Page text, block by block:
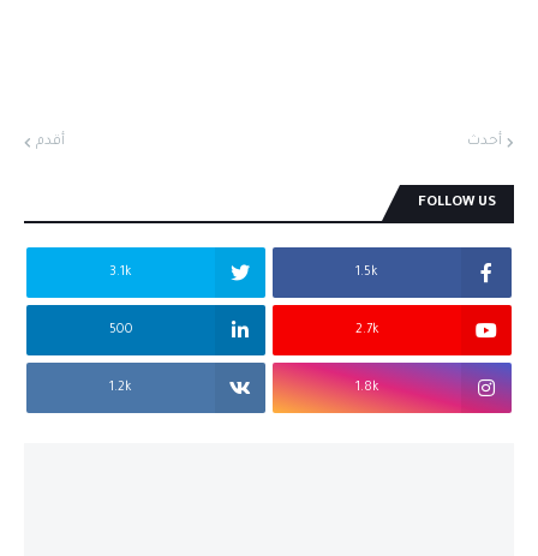
أحدث أقدم
FOLLOW US
1.5k
3.1k
2.7k
500
1.8k
1.2k